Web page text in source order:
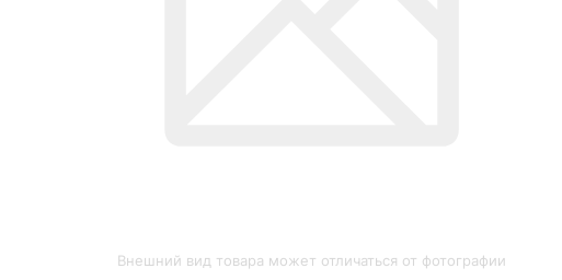
Внешний вид товара может отличаться от фотографии